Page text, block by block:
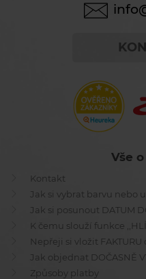
Vše
Kontakt
Jak si vybrat barvu nebo
Jak si posunout DATUM
K čemu slouží funkce
Nepřeji si vložit FAKTURU
Jak objednat DOČASNĚ
Způsoby platby